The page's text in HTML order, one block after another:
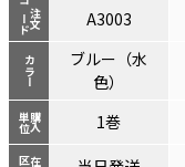
注文
コード
カラー
購入
単位
A3003
ブルー（水
色）
1巻